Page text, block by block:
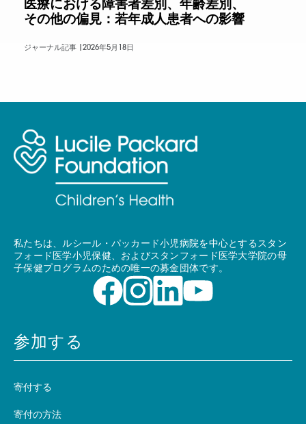
医療における障害者差別、年齢差別、
その他の偏見：若年成人患者への影響
ジャーナル記事 | 2026年5月18日
私たちは、ルシール・パッカード小児病院を中心とするスタン
フォード医学小児保健、およびスタンフォード医学大学院の母
子保健プログラムのための唯一の募金団体です。
参加する
寄付する
寄付の方法